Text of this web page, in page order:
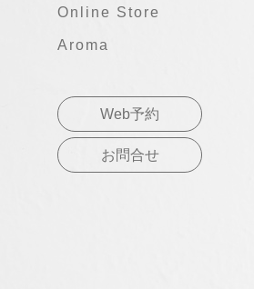
Online Store
Aroma
Web予約
お問合せ